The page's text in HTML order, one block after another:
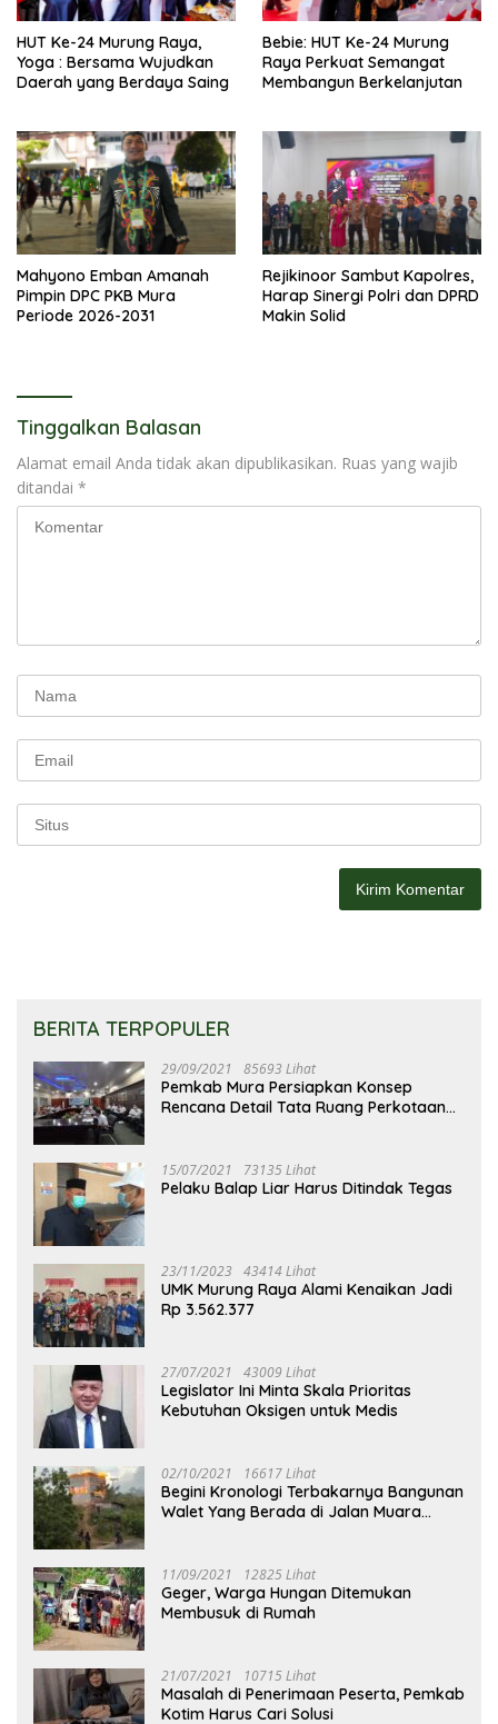
HUT Ke-24 Murung Raya,
Yoga : Bersama Wujudkan
Daerah yang Berdaya Saing
Bebie: HUT Ke-24 Murung
Raya Perkuat Semangat
Membangun Berkelanjutan
Mahyono Emban Amanah
Pimpin DPC PKB Mura
Periode 2026-2031
Rejikinoor Sambut Kapolres,
Harap Sinergi Polri dan DPRD
Makin Solid
Tinggalkan Balasan
Alamat email Anda tidak akan dipublikasikan. Ruas yang wajib
ditandai *
BERITA TERPOPULER
29/09/2021 85693 Lihat
Pemkab Mura Persiapkan Konsep
Rencana Detail Tata Ruang Perkotaan
15/07/2021 73135 Lihat
Pelaku Balap Liar Harus Ditindak Tegas
23/11/2023 43414 Lihat
UMK Murung Raya Alami Kenaikan Jadi
Rp 3.562.377
27/07/2021 43009 Lihat
Legislator Ini Minta Skala Prioritas
Kebutuhan Oksigen untuk Medis
02/10/2021 16617 Lihat
Begini Kronologi Terbakarnya Bangunan
Walet Yang Berada di Jalan Muara
11/09/2021 12825 Lihat
Geger, Warga Hungan Ditemukan
Membusuk di Rumah
21/07/2021 10715 Lihat
Masalah di Penerimaan Peserta, Pemkab
Kotim Harus Cari Solusi